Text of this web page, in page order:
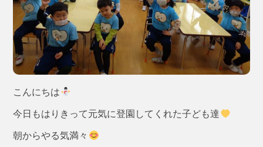
こんにちは
今日もはりきって元気に登園してくれた子ども達
朝からやる気満々